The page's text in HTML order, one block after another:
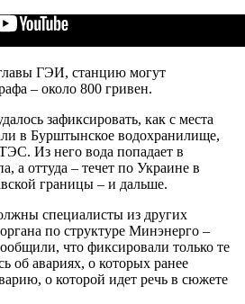
ГЭИ, станцию ​​могут
– около 800 гривен.
зафиксировать, как с места
в Бурштынское водохранилище,
Из него вода попадает в
а оттуда – течет по Украине в
границы – и дальше.
специалисты из других
по структуре Минэнерго –
что фиксировали только те
об авариях, о которых ранее
о которой идет речь в сюжете